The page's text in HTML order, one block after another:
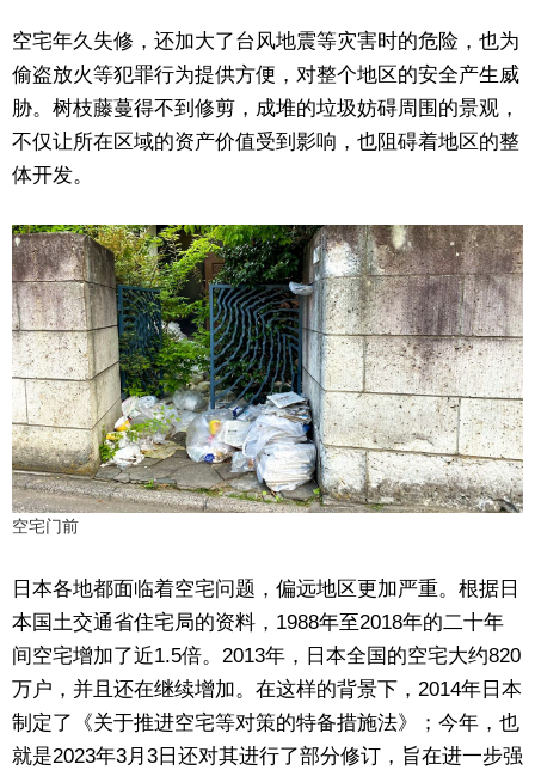
空宅年久失修，还加大了台风地震等灾害时的危险，也为
偷盗放火等犯罪行为提供方便，对整个地区的安全产生威
胁。树枝藤蔓得不到修剪，成堆的垃圾妨碍周围的景观，
不仅让所在区域的资产价值受到影响，也阻碍着地区的整
体开发。
空宅门前
日本各地都面临着空宅问题，偏远地区更加严重。根据日
本国土交通省住宅局的资料，1988年至2018年的二十年
间空宅增加了近1.5倍。2013年，日本全国的空宅大约820
万户，并且还在继续增加。在这样的背景下，2014年日本
制定了《关于推进空宅等对策的特备措施法》；今年，也
就是2023年3月3日还对其进行了部分修订，旨在进一步强